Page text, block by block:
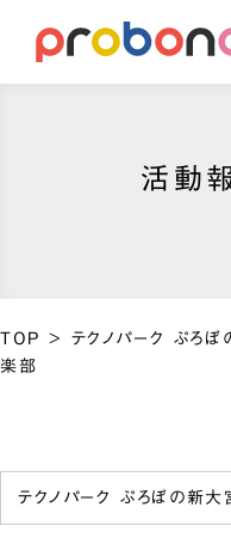
活動報
TOP > テクノパーク ぷろぼ
楽部
テクノパーク ぷろぼの新大